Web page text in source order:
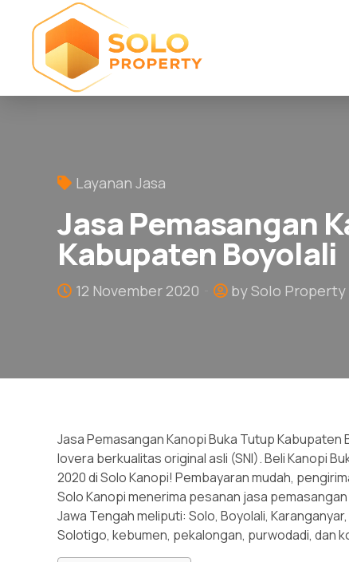
Layanan Jasa
Jasa Pemasangan
Kabupaten Boyolali
12 November 2020 by Solo
Jasa Pemasangan Kanopi Buka Tutup Kabupaten
lovera berkualitas original asli (SNI). Beli Kanopi
2020 di Solo Kanopi! Pembayaran mudah,
Solo Kanopi menerima pesanan jasa
Jawa Tengah meliputi: Solo, Boyolali,
Solotigo, kebumen, pekalongan, purwodadi, dan